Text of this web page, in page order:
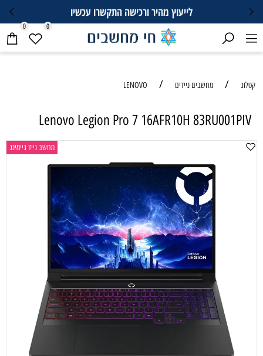
לייעוץ מהיר ורכישה התקשרו עכשיו
0 0
קטלוג / מחשבים ניידים /
LENOVO
Lenovo Legion Pro 7 16AFR10H 83RU001PIV
מחשב נייד גיימינג